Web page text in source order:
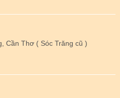
Cần Thơ ( Sóc Trăng cũ )